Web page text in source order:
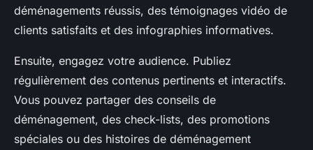
déménagements réussis, des témoignages vidéo de
clients satisfaits et des infographies informatives.
Ensuite, engagez votre audience. Publiez
régulièrement des contenus pertinents et interactifs.
Vous pouvez partager des conseils de
déménagement, des check-lists, des promotions
spéciales ou des histoires de déménagement